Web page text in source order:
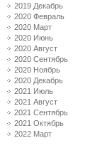
2019 Декабрь
2020 Февраль
2020 Март
2020 Июнь
2020 Август
2020 Сентябрь
2020 Ноябрь
2020 Декабрь
2021 Июль
2021 Август
2021 Сентябрь
2021 Октябрь
2022 Март